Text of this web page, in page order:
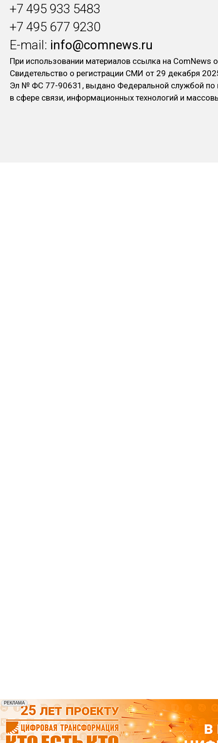
+7 495 933 5483
+7 495 677 9230
E-mail: info@comnews.ru
При использовании материалов ссылка на ComNews
Свидетельство о регистрации СМИ от 29 декабря
Эл № ФC 77-90631, выдано Федеральной службой по
в сфере связи, информационных технологий и